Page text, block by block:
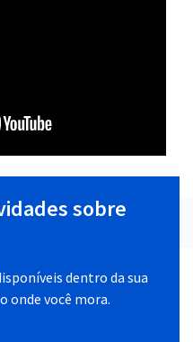
sobre
dentro da sua
onde você mora.